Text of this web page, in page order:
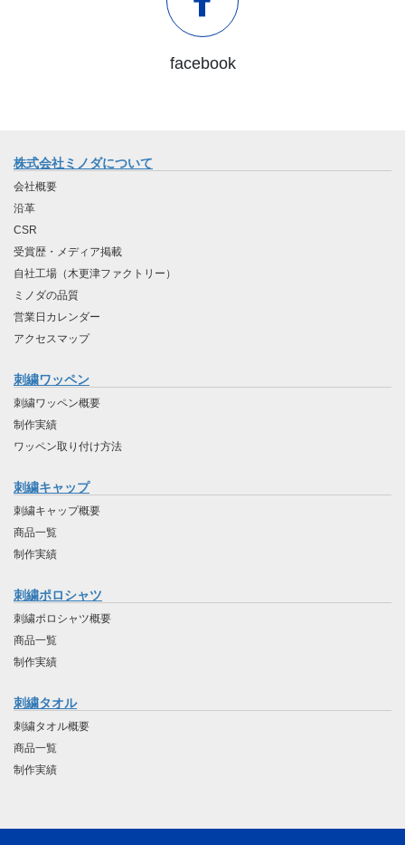
facebook
株式会社ミノダについて
会社概要
沿革
CSR
受賞歴・メディア掲載
自社工場（木更津ファクトリー）
ミノダの品質
営業日カレンダー
アクセスマップ
刺繍ワッペン
刺繍ワッペン概要
制作実績
ワッペン取り付け方法
刺繍キャップ
刺繍キャップ概要
商品一覧
制作実績
刺繍ポロシャツ
刺繍ポロシャツ概要
商品一覧
制作実績
刺繍タオル
刺繍タオル概要
商品一覧
制作実績